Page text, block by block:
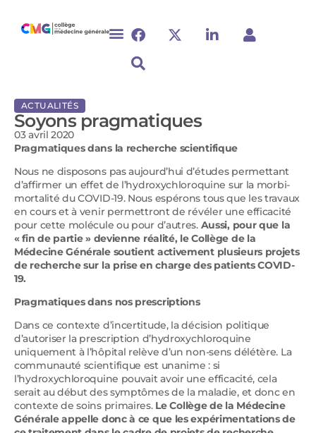
ACTUALITÉS
Soyons pragmatiques
03 avril 2020
Pragmatiques dans la recherche scientifique
Nous ne disposons pas aujourd’hui d’études permettant
d’affirmer un effet de l’hydroxychloroquine sur la morbi-
mortalité du COVID-19. Nous espérons tous que les travaux
en cours et à venir permettront de révéler une efficacité
pour cette molécule ou pour d’autres. Aussi, pour que la
« fin de partie » devienne réalité, le Collège de la
Médecine Générale soutient activement plusieurs projets
de recherche sur la prise en charge des patients COVID-
19.
Pragmatiques dans nos prescriptions
Dans ce contexte d’incertitude, la décision politique
d’autoriser la prescription d’hydroxychloroquine
uniquement à l’hôpital relève d’un non-sens délétère. La
communauté scientifique est unanime : si
l’hydroxychloroquine pouvait avoir une efficacité, cela
serait au début des symptômes de la maladie, et donc en
contexte de soins primaires. Le Collège de la Médecine
Générale appelle donc à ce que les expérimentations de